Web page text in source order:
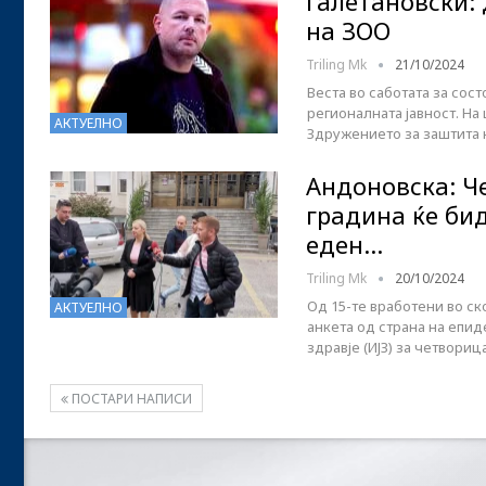
АКТУЕЛНО
на ЗОО
Triling Mk 21/10/2024
Веста во саботата за
регионалната јавност.
Здружението за
АКТУЕЛНО
Андоновска:
градина ќе
еден…
Triling Mk 20/10/2024
Од 15-те вработени во
анкета од страна на
здравје (ИЈЗ) за
ПОСТАРИ НАПИСИ